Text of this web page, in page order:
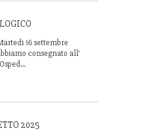
16 settembre
consegnato all'
2025